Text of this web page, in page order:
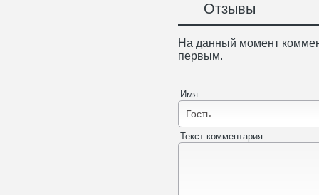
Отзывы
На данный момент
первым.
Имя
Текст комментария